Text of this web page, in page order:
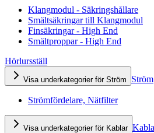
Klangmodul - Säkringshållare
Smältsäkringar till Klangmodul
Finsäkringar - High End
Smältproppar - High End
Hörlursställ
Visa underkategorier för Ström Ström
Strömfördelare, Nätfilter
Visa underkategorier för Kablar